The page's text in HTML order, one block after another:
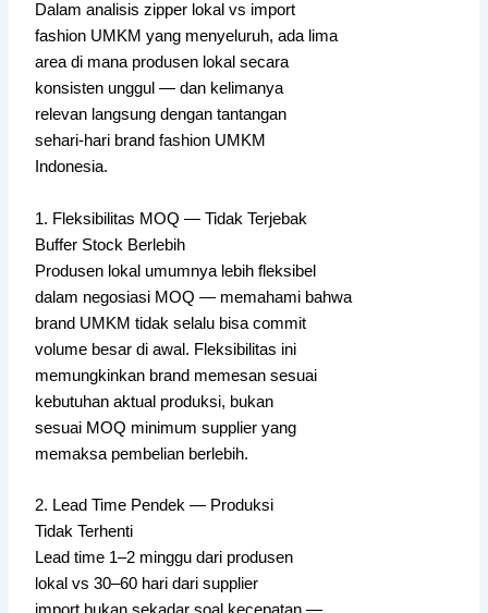
Dalam analisis zipper lokal vs import
fashion UMKM yang menyeluruh, ada lima
area di mana produsen lokal secara
konsisten unggul — dan kelimanya
relevan langsung dengan tantangan
sehari-hari brand fashion UMKM
Indonesia.
1. Fleksibilitas MOQ — Tidak Terjebak
Buffer Stock Berlebih
Produsen lokal umumnya lebih fleksibel
dalam negosiasi MOQ — memahami bahwa
brand UMKM tidak selalu bisa commit
volume besar di awal. Fleksibilitas ini
memungkinkan brand memesan sesuai
kebutuhan aktual produksi, bukan
sesuai MOQ minimum supplier yang
memaksa pembelian berlebih.
2. Lead Time Pendek — Produksi
Tidak Terhenti
Lead time 1–2 minggu dari produsen
lokal vs 30–60 hari dari supplier